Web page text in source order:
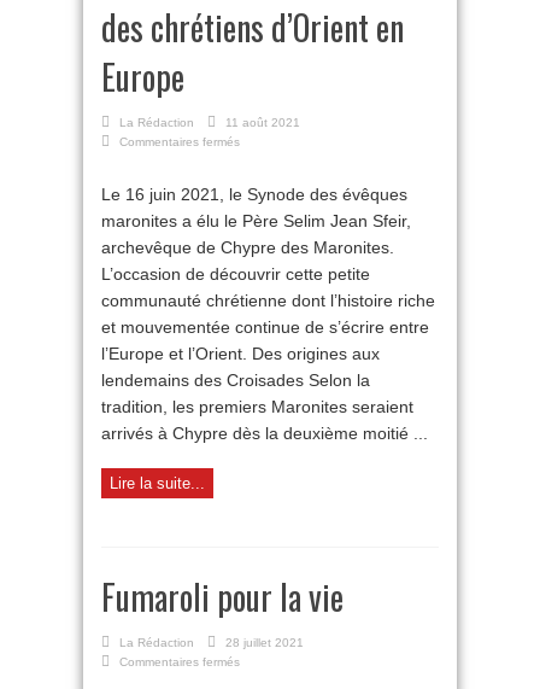
des chrétiens d’Orient en
Europe
La Rédaction
11 août 2021
Commentaires fermés
de
Chypre,
chrétiens
d’Orient
en
Le 16 juin 2021, le Synode des évêques
maronites a élu le Père Selim Jean Sfeir,
archevêque de Chypre des Maronites.
L’occasion de découvrir cette petite
communauté chrétienne dont l’histoire riche
et mouvementée continue de s’écrire entre
l’Europe et l’Orient. Des origines aux
lendemains des Croisades Selon la
tradition, les premiers Maronites seraient
arrivés à Chypre dès la deuxième moitié ...
Lire la suite...
Fumaroli pour la vie
La Rédaction
28 juillet 2021
Commentaires fermés